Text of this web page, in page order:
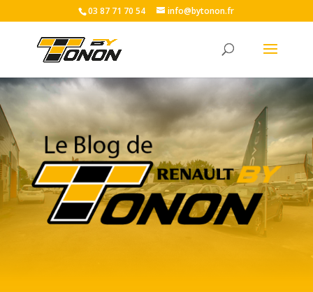
03 87 71 70 54 info@bytonon.fr